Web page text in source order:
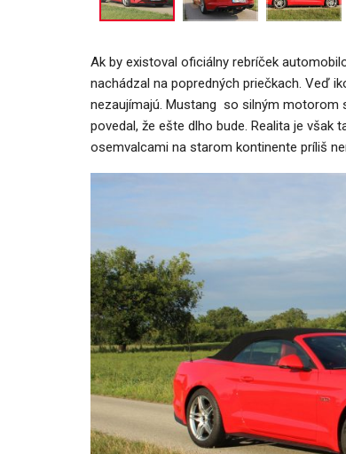
Ak by existoval oficiálny rebríček
nachádzal na popredných priečkach. Veď
nezaujímajú. Mustang so silným motorom
povedal, že ešte dlho bude. Realita je však
osemvalcami na starom kontinente príliš